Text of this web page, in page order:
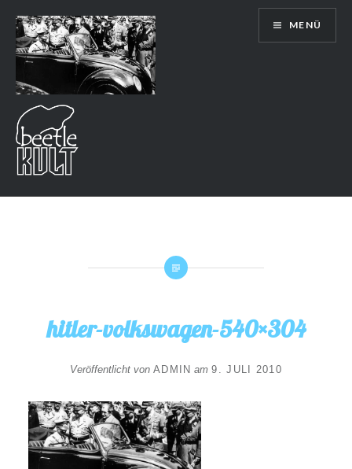
zum
Inhalt
MENÜ
hitler-volkswagen-540×304
Veröffentlicht von ADMIN am9. JULI 2010